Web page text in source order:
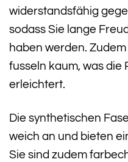
widerstandsfähig
sodass Sie lange
haben werden.
fusseln kaum, was die
erleichtert.
Die synthetischen
weich an und bieten
Sie sind zudem